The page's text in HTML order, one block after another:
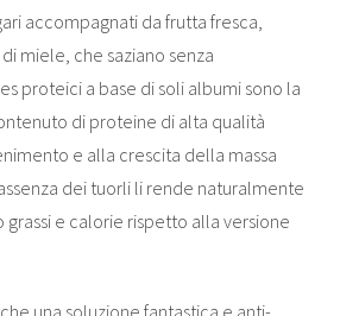
accompagnati da frutta fresca,
miele, che saziano senza
proteici a base di soli albumi sono la
di proteine di alta qualità
e alla crescita della massa
dei tuorli li rende naturalmente
e calorie rispetto alla versione